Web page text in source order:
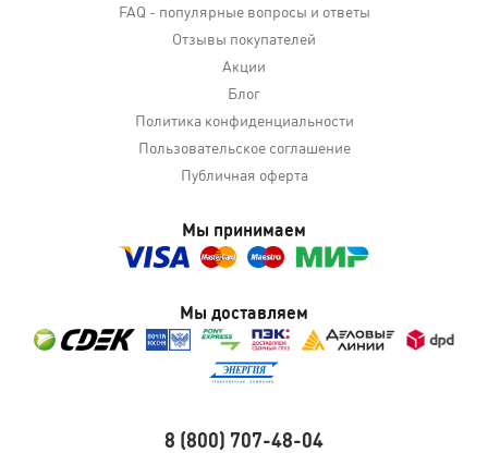
FAQ - популярные вопросы и ответы
Отзывы покупателей
Акции
Блог
Политика конфиденциальности
Пользовательское соглашение
Публичная оферта
Мы принимаем
Мы доставляем
8 (800) 707-48-04